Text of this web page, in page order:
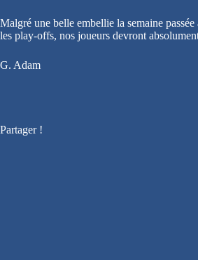
Malgré une belle embellie la semaine
les play-offs, nos joueurs devront
G. Adam
Partager !